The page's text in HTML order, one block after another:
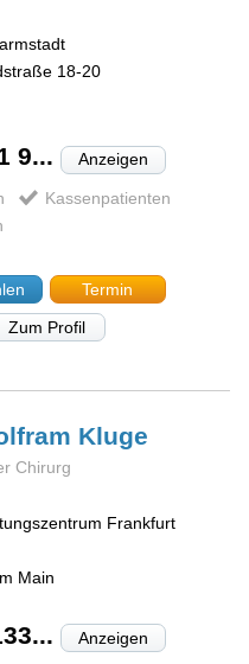
18-20
9... Anzeigen
Kassenpatienten
Termin
Zum Profil
Kluge
Chirurg
Frankfurt
Main
Anzeigen